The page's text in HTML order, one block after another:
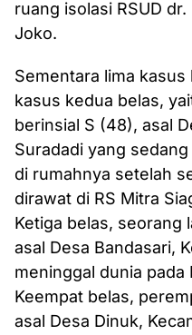
ruang isolasi RSUD
Joko.
Sementara lima
kasus kedua belas,
berinsial S (48), asal
Suradadi yang
di rumahnya setelah
dirawat di RS Mitra
Ketiga belas, seorang
asal Desa Bandasari,
meninggal dunia
Keempat belas,
asal Desa Dinuk,